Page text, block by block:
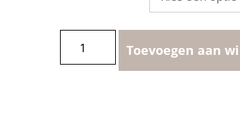
Toevoegen aan